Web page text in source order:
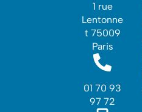
1 rue
Lentonne
t 75009
Paris
01 70 93
97 72